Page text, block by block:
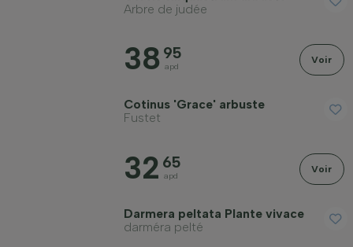
Arbre de judée
38 95
apd
Voir
Cotinus 'Grace' arbuste
Fustet
32 65
apd
Voir
Darmera peltata Plante vivace
darméra pelté